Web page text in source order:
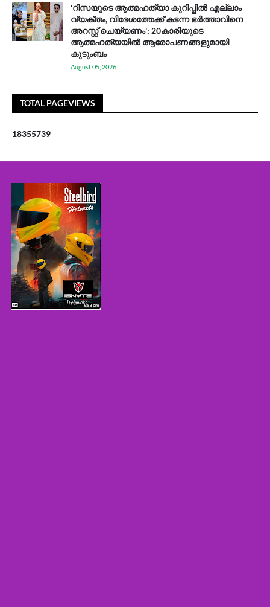
'റിസയുടെ ആത്മഹത്യാ കുറിപ്പിൽ എല്ലാം
വ്യക്തം, വിദേശത്തേക്ക് കടന്ന ഭർത്താവിനെ
അറസ്റ്റ് ചെയ്യണം'; 20കാരിയുടെ
ആത്മഹത്യയിൽ ആരോപണങ്ങളുമായി
കുടുംബം
August 05, 2026
TOTAL PAGEVIEWS
18355739